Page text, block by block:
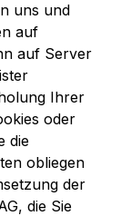
uns und
auf
auf Server
Ihrer
oder
die
obliegen
der
die Sie